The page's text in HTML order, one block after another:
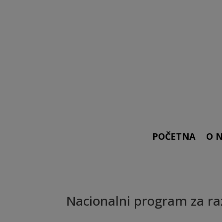
POČETNA O
Nacionalni program za